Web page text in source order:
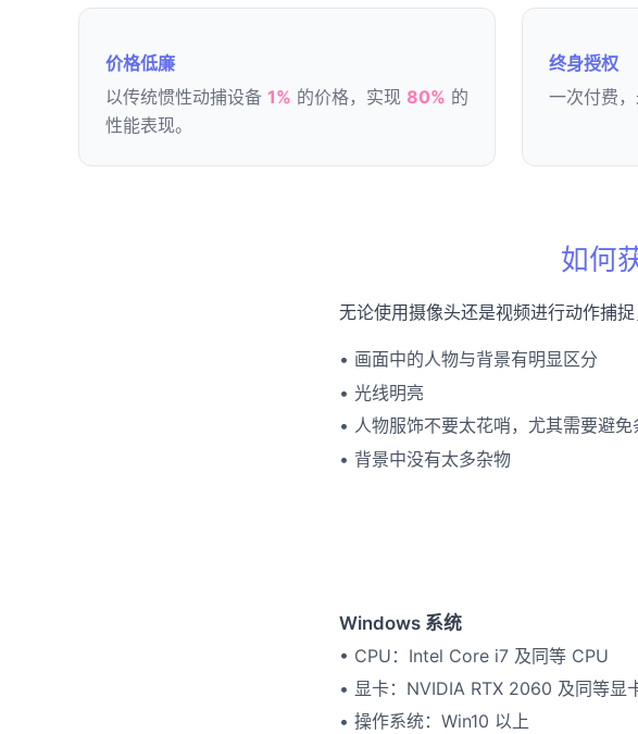
价格低廉
以传统惯性动捕设备 1% 的价格，实现 80% 的
性能表现。
终身授权
一次付费
如何
无论使用摄像头还是视频进行动作捕
• 画面中的人物与背景有明显区分
• 光线明亮
• 人物服饰不要太花哨，尤其需要避免
• 背景中没有太多杂物
Windows 系统
• CPU：Intel Core i7 及同等 CPU
• 显卡：NVIDIA RTX 2060 及同等显
• 操作系统：Win10 以上